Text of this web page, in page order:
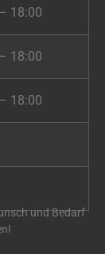
18:00
18:00
18:00
und Bedarf